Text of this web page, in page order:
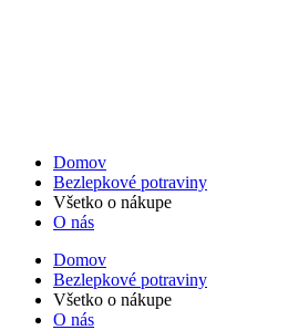
Domov
Bezlepkové potraviny
Všetko o nákupe
O nás
Domov
Bezlepkové potraviny
Všetko o nákupe
O nás